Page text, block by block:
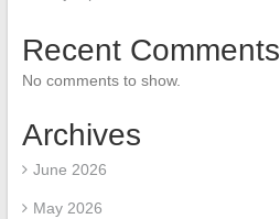
Recent Comments
No comments to show.
Archives
June 2026
May 2026